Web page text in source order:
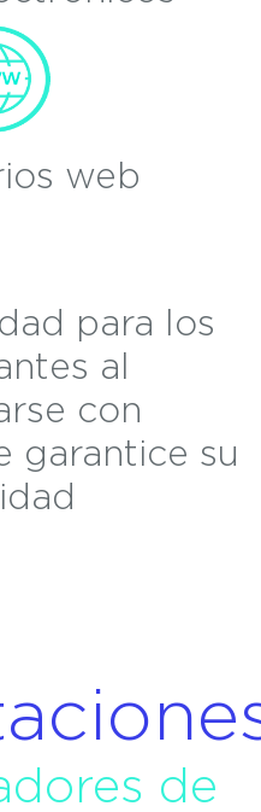
web
para los
al
con
garantice su
de